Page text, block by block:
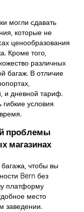
могли сдавать
которые не
ценообразования
Кроме того,
различных
багаж. В отличие
и дневной тариф.
условия
проблемы
магазинах
чтобы вы
Bern без
платформу
место
заведении.